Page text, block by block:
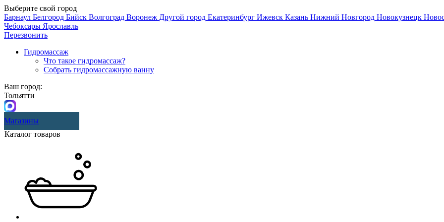
Выберите свой город
Барнаул Белгород Бийск Волгоград Воронеж Другой город Екатеринбург Ижевск Казань Нижний Новгород Новокузнецк
Чебоксары Ярославль
Перезвонить
Гидромассаж
Что такое гидромассаж?
Собрать гидромассажную ванну
Ваш город:
Тольятти
Магазины
Каталог товаров